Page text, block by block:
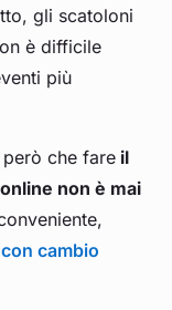
gli scatoloni
è difficile
più
però che fare il
non è mai
cambio